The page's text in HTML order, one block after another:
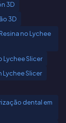
3D
3D
no Lychee
Lychee Slicer
Lychee Slicer
dental em